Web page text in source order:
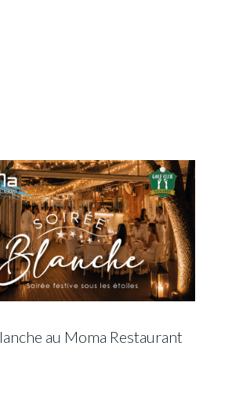
au Moma Restaurant